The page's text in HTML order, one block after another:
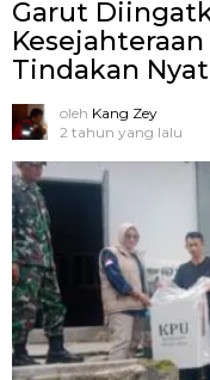
Garut
Tindakan
oleh Kang Zey
2 tahun yang lalu